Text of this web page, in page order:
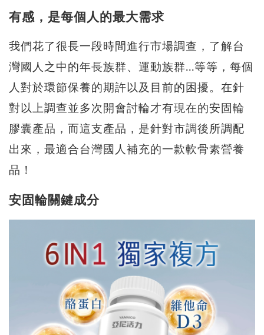
有感，是每個人的最大需求
我們花了很長一段時間進行市場調查，了解台
灣國人之中的年長族群、運動族群...等等，每個
人對於環節保養的期許以及目前的困擾。在針
對以上調查並多次開會討輪才有現在的安固輪
膠囊產品，而這支產品，是針對市調後所調配
出來，最適合台灣國人補充的一款軟骨素營養
品！
安固輪關鍵成分